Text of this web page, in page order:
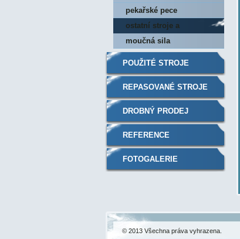
pekařské pece
ostatní stroje a
příslušenství
moučná sila
POUŽITÉ STROJE
REPASOVANÉ STROJE
DROBNÝ PRODEJ
REFERENCE
FOTOGALERIE
© 2013 Všechna práva vyhrazena.